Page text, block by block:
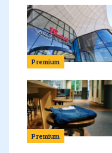
Premium
Premium